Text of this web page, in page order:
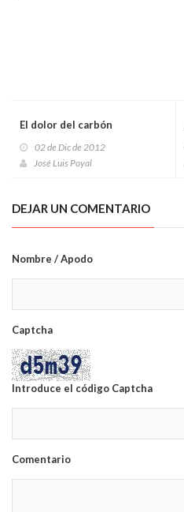
El dolor del carbón
02 de Dic de 2012
José Luis Poyal
DEJAR UN COMENTARIO
Nombre / Apodo
Captcha
Introduce el código Captcha
Comentario